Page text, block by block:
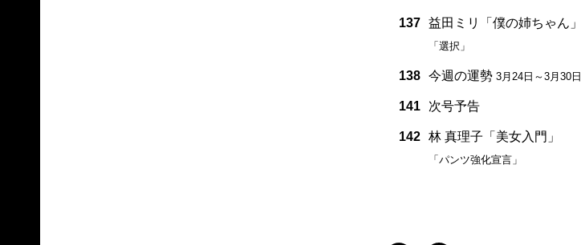
137 益田ミリ「僕の姉ちゃん」
「選択」
138 今週の運勢 3月24日～3月30日
141 次号予告
142 林 真理子「美女入門」
「パンツ強化宣言」